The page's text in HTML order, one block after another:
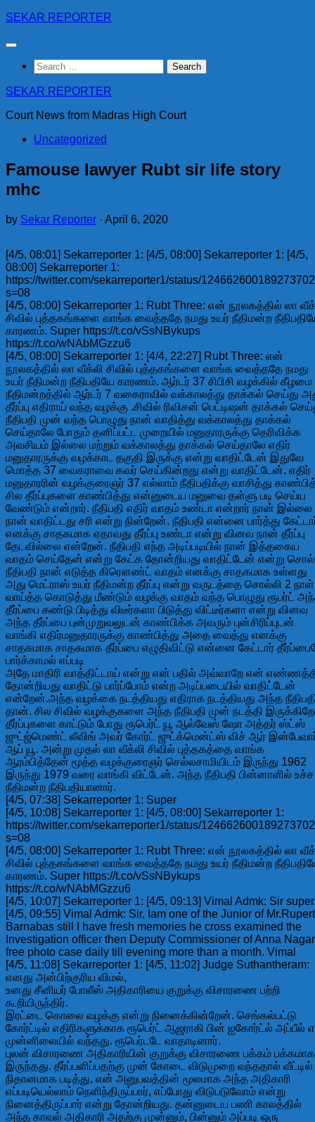
Skip
content
SEKAR REPORTER
Search
for:
SEKAR REPORTER
Court News from Madras High Court
Uncategorized
Famouse lawyer Rubt sir life story
mhc
by Sekar Reporter · April 6, 2020
[4/5, 08:01] Sekarreporter 1: [4/5, 08:00] Sekarreporter 1: [4/5,
08:00] Sekarreporter 1:
https://twitter.com/sekarreporter1/status/
s=08
[4/5, 08:00] Sekarreporter 1: Rubt Three: என் நூலகத்தில் லா
சிவில் புத்தகங்களை வாங்க வைத்ததே நமது உயர் நீதிமன்ற
காரணம். Super https://t.co/vSsNBykups
https://t.co/wNAbMGzzu6
[4/5, 08:00] Sekarreporter 1: [4/4, 22:27] Rubt Three: என்
நூலகத்தில் லா வீக்லி சிவில் புத்தகங்களை வாங்க வைத்ததே நமது
உயர் நீதிமன்ற நீதிபதியே காரணம். ஆர்டர் 37 சிபிசி வழக்கில் கீழமை
நீதிமன்றத்தில் ஆர்டர் 7 வகைராவில் வக்காலத்து தாக்கல் செய்து
தீர்ப்பு எதிராய் வந்த வழக்கு .சிவில் ரிவிசன் பெட்டிஷன் தாக்கல்
நீதிபதி முன் வந்த பொழுது நான் வாதித்து வக்காலத்து தாக்கல்
செய்தாலே போதும் தனிப்பட்ட முறையில் மனுதாரருக்கு தெரிவிக்க
அவசியம் இல்லை மற்றும் வக்காலத்து தாக்கல் செய்தாலே எதிர்
மனுதாரருக்கு வழக்காட தகுதி இருக்கு என்று வாதிட்டேன் இதுவே
மொத்த 37 வைகராவை கவர் செய்கின்றது என்று வாதிட்டேன். எதிர்
மனுதாரரின் வழக்குரைஞர் 37 எல்லாம் நீதிபதிக்கு வாசித்து
சில தீர்ப்புகளை காண்பித்து என்னுடைய மனுவை தள்ளு படி செய்ய
வேண்டும் என்றார். நீதிபதி எதிர் வாதம் உண்டா என்றார் நான் இல்லை
நான் வாதிட்டது சரி என்று நின்றேன். நீதிபதி என்னை பார்த்து
எனக்கு சாதகமாக ஏதாவது தீர்ப்பு உண்டா என்று வினவ நான் தீர்ப்பு
தேடவில்லை என்றேன். நீதிபதி எந்த அடிப்படியில் நான் இத்தகைய
வாதம் செய்தேன் என்று கேட்க தோன்றியது வாதிட்டேன் என்று
நீதிபதி நான் எடுத்த கிரௌண்ட் வாதம் எனக்கு சாதகமாக உள்ளது
அது மெட்ராஸ் உயர் நீதிமன்ற தீர்ப்பு என்று வருடத்தை சொல்லி 2 நாள்
வாய்த்த கொடுத்து மீண்டும் வழக்கு வாதம் வந்த பொழுது ரூபர்ட்
தீர்ப்பை கண்டு பிடித்து விடீர்களா பிடுத்து விட்டீர்களா என்று வினவ
அந்த தீர்ப்பை புன்முறுவலுடன் காண்பிக்க அவரும் புன்சிரிப்புடன்
வாங்கி எதிர்மனுதாரருக்கு காண்பித்து அதை வைத்து எனக்கு
சாதகமாக சாதகமாக தீர்ப்பை எழுதிவிட்டு என்னை கேட்டார்
பார்க்காமல் எப்படி
அதே மாதிரி வாத்திட்டாய் என்று என் பதில் அவ்வாறே என்
தோன்றியது வாதிட்டு பார்ப்போம் என்ற அடிப்படையில் வாதிட்டேன்
என்றேன்.அந்த வழக்கை நடத்தியது எதிராக நடத்தியது அந்த
தான். சில சிவில் வழக்குகளை அந்த நீதிபதி முன் நடத்தி
தீர்ப்புகளை காட்டும் போது ரூபெர்ட் யூ ஆல்வேஸ் ஷோ அத்தர் ஸ்ட்ஸ்
ஜுட்ஜ்மெண்ட் லீவிங் அவர் கோர்ட் ஜுட்க்மென்ட்ஸ் விச் ஆர்
ஆப் யூ. அன்று முதல் லா வீக்லி சிவில் புத்தகத்தை வாங்க
ஆரம்பித்தேன் மூத்த வழக்குரைஞர் செல்லசாமியிடம் இருந்து 1962
இருந்து 1979 வரை வாங்கி விட்டேன். அந்த நீதிபதி பின்னாளில் உச்ச
நீதிமன்ற நீதிபதியானார்.
[4/5, 07:38] Sekarreporter 1: Super
[4/5, 10:08] Sekarreporter 1: [4/5, 08:00] Sekarreporter 1:
https://twitter.com/sekarreporter1/status/
s=08
[4/5, 08:00] Sekarreporter 1: Rubt Three: என் நூலகத்தில் லா
சிவில் புத்தகங்களை வாங்க வைத்ததே நமது உயர் நீதிமன்ற
காரணம். Super https://t.co/vSsNBykups
https://t.co/wNAbMGzzu6
[4/5, 10:07] Sekarreporter 1: [4/5, 09:13] Vimal Admk: Sir
[4/5, 09:55] Vimal Admk: Sir, Iam one of the Junior of
Barnabas still I have fresh memories he cross examined the
Investigation officer then Deputy Commissioner of Anna
free photo case daily till evening more than a month. Vimal
[4/5, 11:08] Sekarreporter 1: [4/5, 11:02] Judge Suthantheram:
எனது அன்பிற்குரிய விமல்,
உனது சீனியர் போலீஸ் அதிகாரியை குறுக்கு விசாரணை பற்றி
கூறியிருந்திர்.
இரட்டை கொலை வழக்கு என்று நினைக்கின்றேன். செங்கல்பட்டு
கோர்ட்டில் எதிரிகளுக்காக ரூபெர்ட் ஆஜராகி பின் ஐகோர்ட்ல் அப்பீல்
முன்னிலையில் வந்தது. ரூபெர்டடே வாதாடினார்.
புலன் விசாரணை அதிகாரியின் குறுக்கு விசாரணை பக்கம் பக்கமாக
இருந்தது. தீர்ப்பளிப்பதற்கு முன் கோடை விடுமுறை வந்ததால் வீட்டில்
நிதானமாக படித்து, என் அனுபவத்தின் மூலமாக அந்த அதிகாரி
எப்படியெல்லாம் நெளிந்திருப்பார், எப்போது விடுபடுவோம் என்று
நினைத்திருப்பார் என்று தோன்றியது. தன்னுடைய பணி காலத்தில்
அந்த காவல் அதிகாரி அதற்கு முன்னும், பின்னும் அப்படி ஒரு